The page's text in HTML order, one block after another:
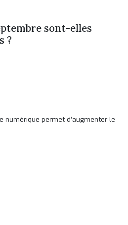
sont-elles
?
numérique permet d’augmenter le